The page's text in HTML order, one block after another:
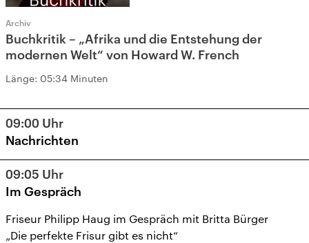
Archiv
Buchkritik – „Afrika und die Entstehung der
modernen Welt“ von Howard W. French
Länge: 05:34 Minuten
09:00 Uhr
Nachrichten
09:05 Uhr
Im Gespräch
Friseur Philipp Haug im Gespräch mit Britta Bürger
„Die perfekte Frisur gibt es nicht“